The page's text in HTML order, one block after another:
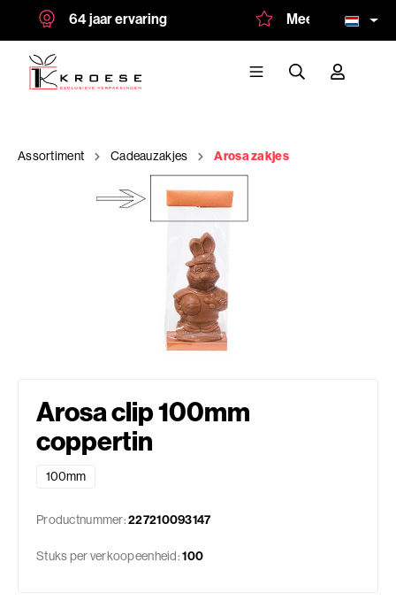
64 jaar ervaring Meer dan 1.500
Assortiment Cadeauzakjes Arosa zakjes
Arosa clip 100mm
coppertin
100mm
Productnummer:227210093147
Stuks per verkoopeenheid:100